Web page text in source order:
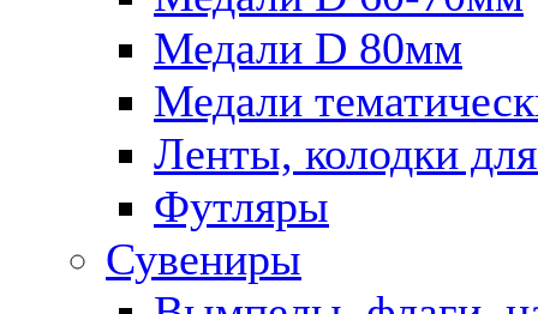
Медали D 80мм
Медали
Ленты, колодки
Футляры
Сувениры